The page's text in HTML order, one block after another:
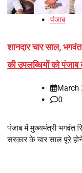
पंजाब
शानदार चार साल,
की उपलब्धियों को
March
0
पंजाब में मुख्यमंत्री भगवंत
सरकार के चार साल पूरे